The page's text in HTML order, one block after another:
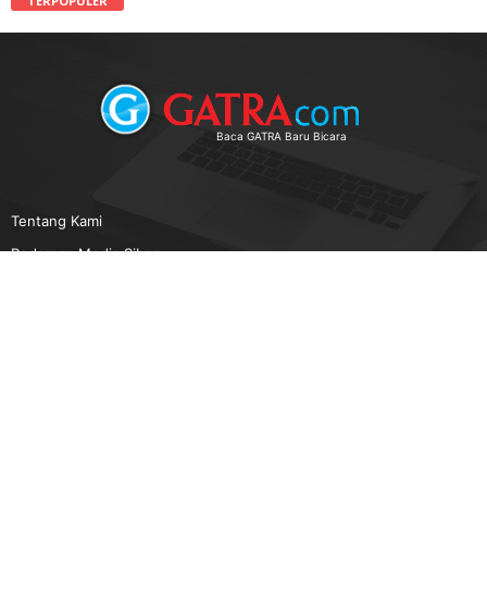
Baca GATRA Baru Bicara
Tentang Kami
Pedoman Media Siber